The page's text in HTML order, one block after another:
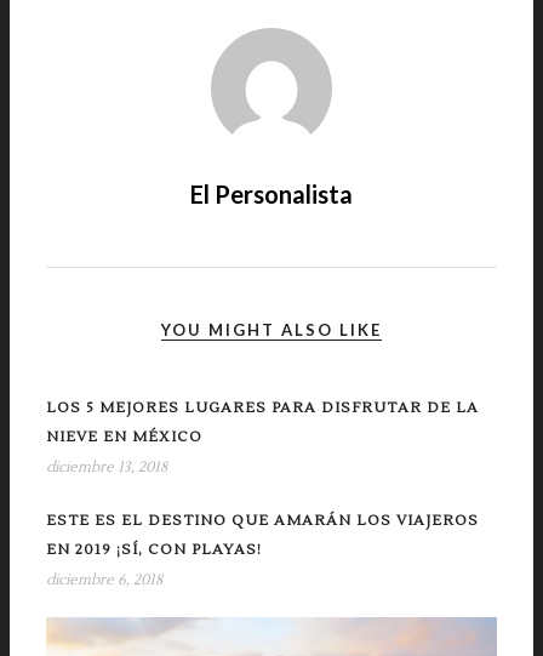
El Personalista
YOU MIGHT ALSO LIKE
LOS 5 MEJORES LUGARES PARA DISFRUTAR DE LA
NIEVE EN MÉXICO
diciembre 13, 2018
ESTE ES EL DESTINO QUE AMARÁN LOS VIAJEROS
EN 2019 ¡SÍ, CON PLAYAS!
diciembre 6, 2018